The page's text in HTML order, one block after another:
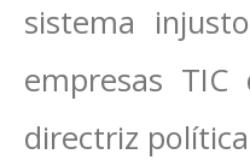
sistema
empresas
directriz